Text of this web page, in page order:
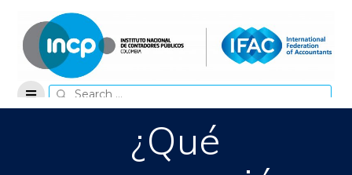
content
Search
for:
¿Qué